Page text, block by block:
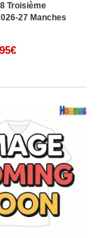
Troisième
27 Manches